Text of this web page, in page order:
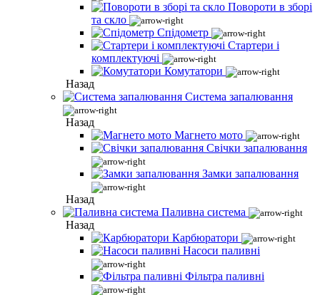
Повороти в зборі
та скло
Спідометр
Стартери і
комплектуючі
Комутатори
Назад
Система запалювання
Назад
Магнето мото
Свічки запалювання
Замки запалювання
Назад
Паливна система
Назад
Карбюратори
Насоси паливні
Фільтра паливні